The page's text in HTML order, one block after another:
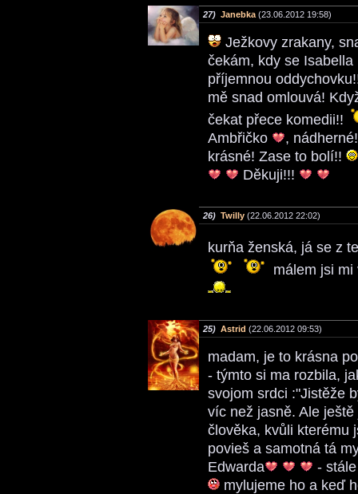
27) Janebka (23.06.2012 19:58)
Ježkovy zrakany,
čekám, kdy se
příjemnou
mě snad omlouvá!
čekat přece komedii!!
Ambřičko
,
krásné! Zase to bolí!!
Děkuji!!!
26) Twilly (22.06.2012 22:02)
kurňa ženská, já se z
málem jsi
25) Astrid (22.06.2012 09:53)
madam, je to krásna
- týmto si ma rozbila,
svojom srdci :"Jistěže
víc než jasně. Ale
člověka, kvůli kterému
povieš a samotná tá
Edwarda
-
mylujeme ho a keď